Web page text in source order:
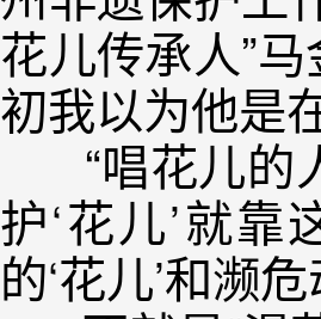
花儿传承人”
初我以为他是
“唱花儿的
护‘花儿’就
的‘花儿’和濒